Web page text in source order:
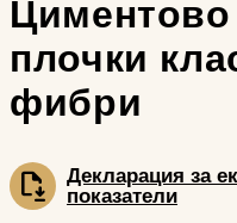
плочки
фибри
Декларация за
показатели